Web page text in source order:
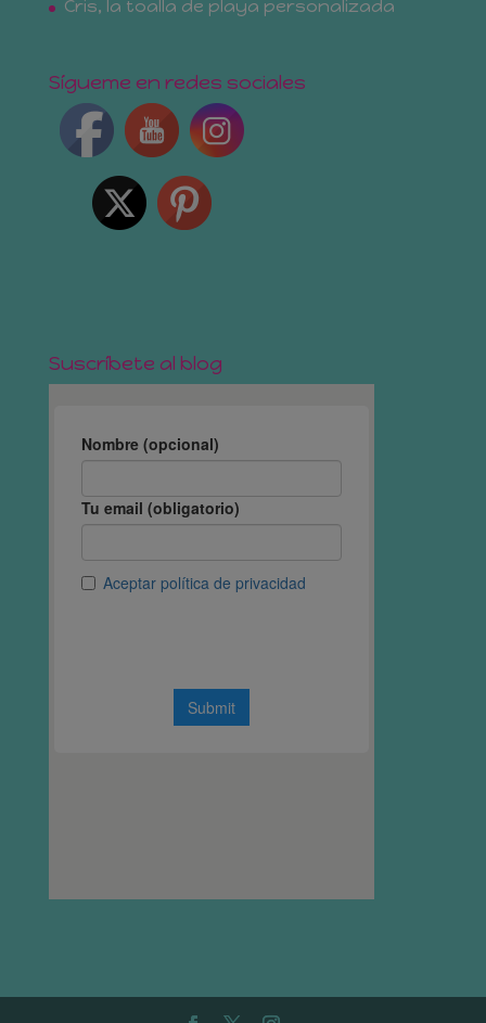
Cris, la toalla de playa personalizada
Sígueme en redes sociales
Suscríbete al blog